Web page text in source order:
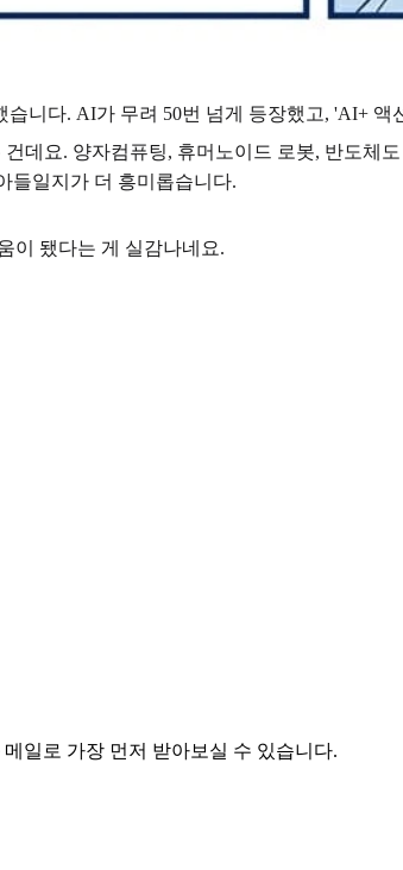
니다. AI가 무려 50번 넘게 등장했고, 'AI+ 액
데요. 양자컴퓨팅, 휴머노이드 로봇, 반도체
들일지가 더 흥미롭습니다.
이 됐다는 게 실감나네요.
일로 가장 먼저 받아보실 수 있습니다.